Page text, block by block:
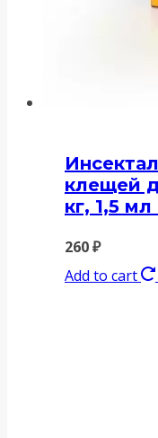
клещей
кг, 1,5
260₽
Add to cart